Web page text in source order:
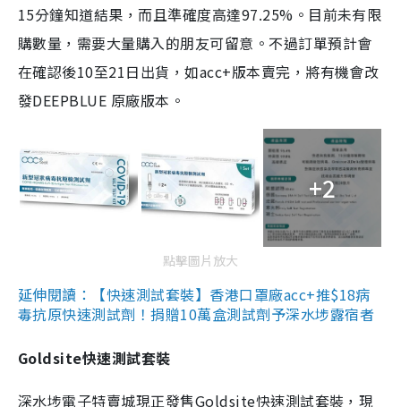
15分鐘知道結果，而且準確度高達97.25%。目前未有限
購數量，需要大量購入的朋友可留意。不過訂單預計會
在確認後10至21日出貨，如acc+版本賣完，將有機會改
發DEEPBLUE 原廠版本。
+2
點擊圖片放大
延伸閱讀：【快速測試套裝】香港口罩廠acc+推$18病
毒抗原快速測試劑！捐贈10萬盒測試劑予深水埗露宿者
Goldsite快速測試套裝
深水埗電子特賣城現正發售Goldsite快速測試套裝，現